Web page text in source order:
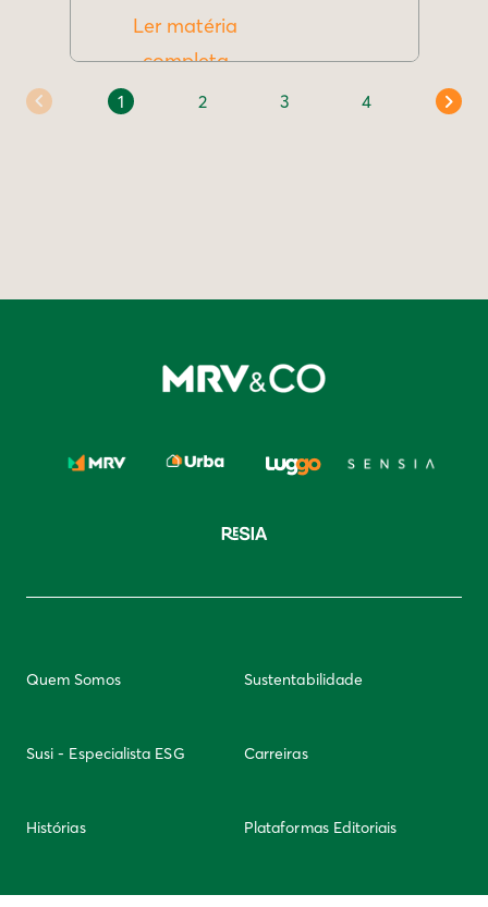
Ler matéria
completa
1 2 3 4
Quem Somos Sustentabilidade
Susi - Especialista ESG Carreiras
Histórias Plataformas Editoriais
Newsletter Integridade